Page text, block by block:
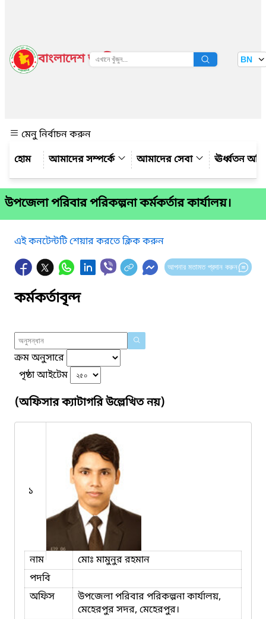
বাংলাদেশ জাতীয় তথ্য বাতায়ন BN
মেনু নির্বাচন করুন
আমাদের সম্পর্কে
আমাদের সেবা ঊর্ধ্বতন
উপজেলা পরিবার পরিকল্পনা কর্মকর্তার কার্যালয়।
এই কনটেন্টটি শেয়ার করতে ক্লিক করুন
আপনার মতামত প্রদান করুন
কর্মকর্তাবৃন্দ
ক্রম অনুসারে
পৃষ্ঠা আইটেম
(অফিসার ক্যাটাগরি উল্লেখিত নয়)
১
নাম
মোঃ মামুনুর রহমান
পদবি
অফিস
উপজেলা পরিবার পরিকল্পনা কার্যালয়,
মেহেরপুর সদর, মেহেরপুর।